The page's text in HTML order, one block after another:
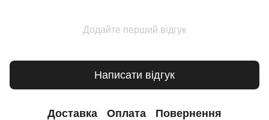
Додайте перший відгук
Написати відгук
Доставка Оплата Повернення